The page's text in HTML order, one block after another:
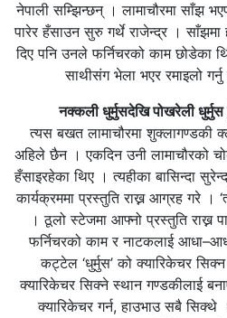
नेपाली सम्झिन्छन् । लामाचौरमा साँझ
पारेर हँसाउन सुरु गर्थे राजेन्द्र । साँझमा
दिए पनि उनले फर्निचरको काम छोडेका
साथीसंग भेला भएर रमाइलो
नक्कली धुर्मुसदेखि पोखरेली
त्यस बखत लामाचौरमा शुक्लागण्डकी
अहिले छैन । एकदिन उनी लामाचौरको
हँसाइरहेका थिए । त्यहीका बासिन्दा
कार्यक्रममा प्रस्तुति राख्न आग्रह गरे ।
। ठूलो स्टेजमा आफ्नो प्रस्तुति राख्न
फर्निचरको काम र नाटकलाई
कट्टेल ‘धुर्मुस’ को क्यारिकेचर
क्यारिकेचर सिक्ने स्थान गण्डकीलाई
क्यारिकेचर गर्न, हाउभाउ सबै सिक्थे